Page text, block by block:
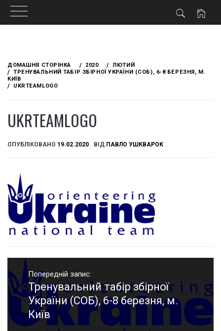
content
ДОМАШНЯ СТОРІНКА 2020
ЛЮТИЙ
ТРЕНУВАЛЬНИЙ ТАБІР ЗБІРНОЇ УКРАЇНИ (СОБ), 6-8 БЕРЕЗНЯ, М.
КИЇВ
UKRTEAMLOGO
UKRTEAMLOGO
ОПУБЛІКОВАНО 19.02.2020 ВІД ПАВЛО УШКВАРОК
Навігація
записівПопередній запис:
Попередній
запис:
Тренувальний табір збірної
України (СОБ), 6-8 березня, м.
Київ